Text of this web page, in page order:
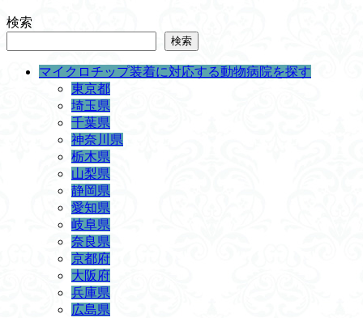
検索
検索
マイクロチップ装着に対応する動物病院を探す
東京都
埼玉県
千葉県
神奈川県
栃木県
山梨県
静岡県
愛知県
岐阜県
奈良県
京都府
大阪府
兵庫県
広島県